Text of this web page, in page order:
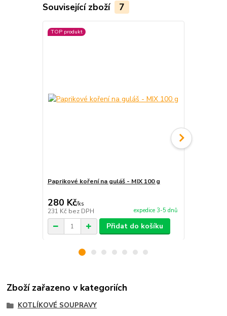
Související zboží 7
TOP produkt
Paprikové koření na guláš - MIX 100 g
280 Kč/ks
231 Kč bez DPH expedice 3-5 dnů
Přidat do košíku
Zboží zařazeno v kategoriích
KOTLÍKOVÉ SOUPRAVY